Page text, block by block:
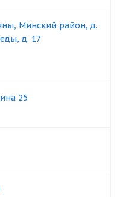
Минский район, д.
д. 17
25